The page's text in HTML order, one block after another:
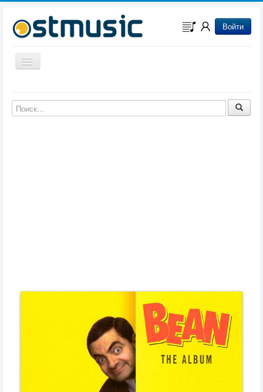
Войти
Включить/выключить навигацию
Музыка из мультфильмов
Музыка из сериалов